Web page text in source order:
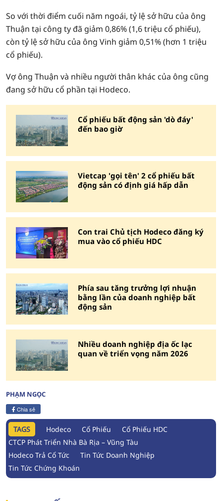
So với thời điểm cuối năm ngoái, tỷ lệ sở hữu của ông
Thuận tại công ty đã giảm 0,86% (1,6 triệu cổ phiếu),
còn tỷ lệ sở hữu của ông Vinh giảm 0,51% (hơn 1 triệu
cổ phiếu).
Vợ ông Thuận và nhiều người thân khác của ông cũng
đang sở hữu cổ phần tại Hodeco.
Cổ phiếu bất động sản 'dò đáy'
đến bao giờ
Vietcap 'gọi tên' 2 cổ phiếu bất
động sản có định giá hấp dẫn
Con trai Chủ tịch Hodeco đăng ký
mua vào cổ phiếu HDC
Phía sau tăng trưởng lợi nhuận
bằng lần của doanh nghiệp bất
động sản
Nhiều doanh nghiệp địa ốc lạc
quan về triển vọng năm 2026
PHẠM NGỌC
Chia sẻ
TAGS Hodeco Cổ Phiếu
Cổ Phiếu HDC
CTCP Phát Triển Nhà Bà Rịa – Vũng Tàu
Hodeco Trả Cổ Tức
Tin Tức Doanh Nghiệp
Tin Tức Chứng Khoán